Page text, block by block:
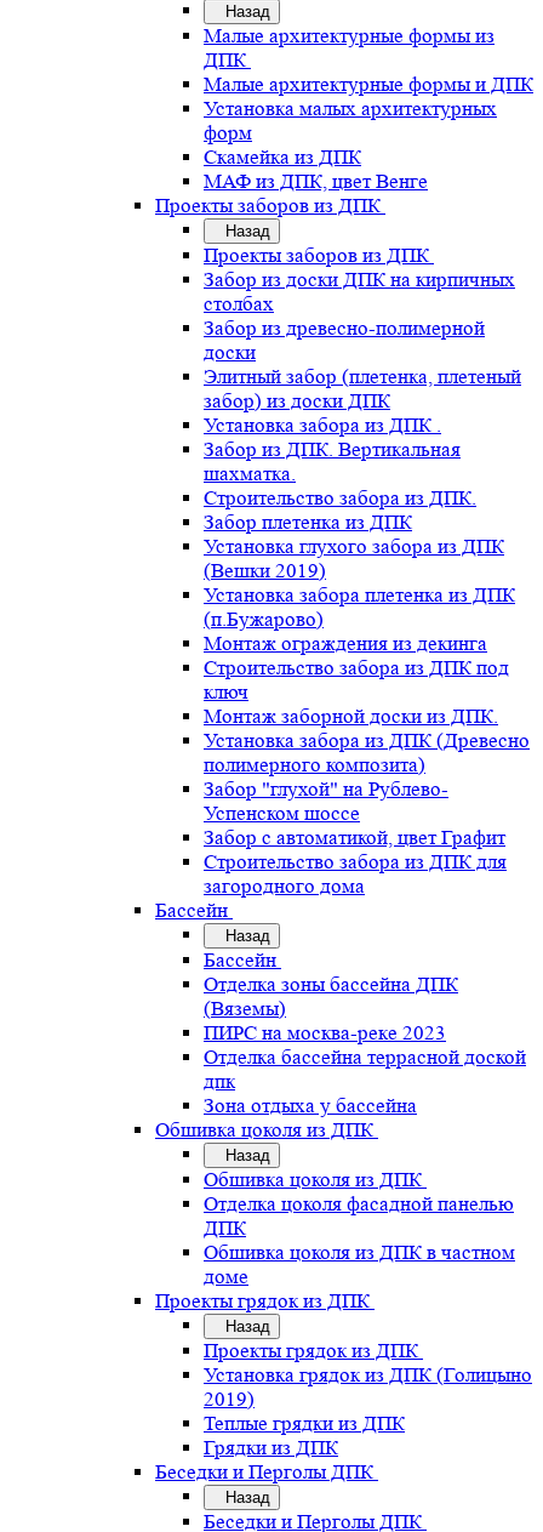
Назад
Малые архитектурные формы из
ДПК
Малые архитектурные формы и ДПК
Установка малых архитектурных
форм
Скамейка из ДПК
МАФ из ДПК, цвет Венге
Проекты заборов из ДПК
Назад
Проекты заборов из ДПК
Забор из доски ДПК на кирпичных
столбах
Забор из древесно-полимерной
доски
Элитный забор (плетенка, плетеный
забор) из доски ДПК
Установка забора из ДПК .
Забор из ДПК. Вертикальная
шахматка.
Строительство забора из ДПК.
Забор плетенка из ДПК
Установка глухого забора из ДПК
(Вешки 2019)
Установка забора плетенка из ДПК
(п.Бужарово)
Монтаж ограждения из декинга
Строительство забора из ДПК под
ключ
Монтаж заборной доски из ДПК.
Установка забора из ДПК (Древесно
полимерного композита)
Забор "глухой" на Рублево-
Успенском шоссе
Забор с автоматикой, цвет Графит
Строительство забора из ДПК для
загородного дома
Бассейн
Назад
Бассейн
Отделка зоны бассейна ДПК
(Вяземы)
ПИРС на москва-реке 2023
Отделка бассейна террасной доской
дпк
Зона отдыха у бассейна
Обшивка цоколя из ДПК
Назад
Обшивка цоколя из ДПК
Отделка цоколя фасадной панелью
ДПК
Обшивка цоколя из ДПК в частном
доме
Проекты грядок из ДПК
Назад
Проекты грядок из ДПК
Установка грядок из ДПК (Голицыно
2019)
Теплые грядки из ДПК
Грядки из ДПК
Беседки и Перголы ДПК
Назад
Беседки и Перголы ДПК